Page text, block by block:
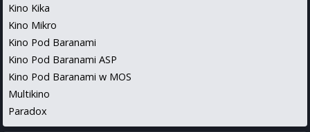
Kino Kika
Kino Mikro
Kino Pod Baranami
Kino Pod Baranami ASP
Kino Pod Baranami w MOS
Multikino
Paradox